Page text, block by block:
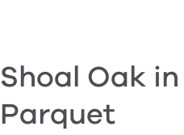
Shoal Oak
Parquet